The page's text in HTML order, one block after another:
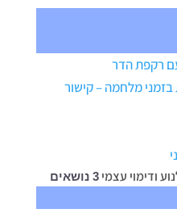
רקפת הדר
מלחמה – קישור
ודימוי עצמי 3 נושאים